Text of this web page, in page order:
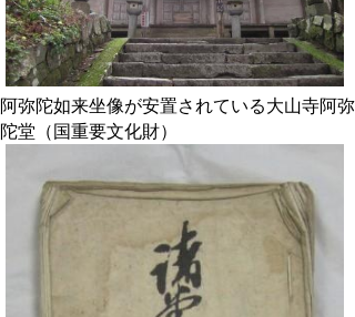
阿弥陀如来坐像が安置されている大山寺阿弥
陀堂（国重要文化財）